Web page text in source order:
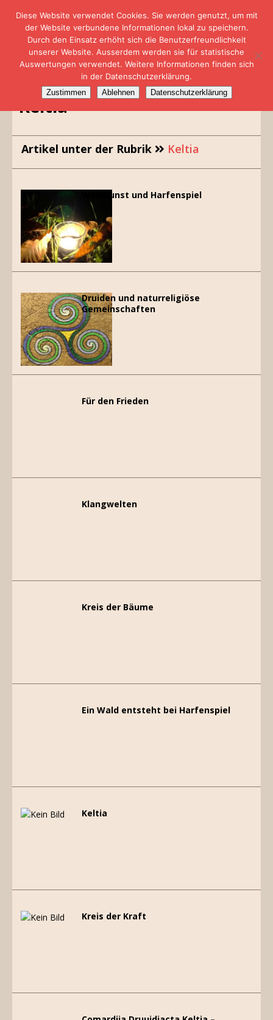
Keltia
Artikel unter der Rubrik Keltia
Waldkunst und Harfenspiel
Druiden und naturreligiöse
Gemeinschaften
Für den Frieden
Klangwelten
Kreis der Bäume
Ein Wald entsteht bei Harfenspiel
Keltia
Kreis der Kraft
Diese Website verwendet Cookies. Sie werden genutzt, um mit
der Website verbundene Informationen lokal zu speichern.
Durch den Einsatz erhöht sich die Benutzerfreundlichkeit
unserer Website. Ausserdem werden sie für statistische
Auswertungen verwendet. Weitere Informationen finden sich
in der Datenschutzerklärung.
Zustimmen Ablehnen Datenschutzerklärung